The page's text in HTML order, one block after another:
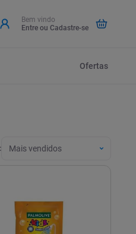
Entre ou Cadastre-se
Ofertas
Mais vendidos